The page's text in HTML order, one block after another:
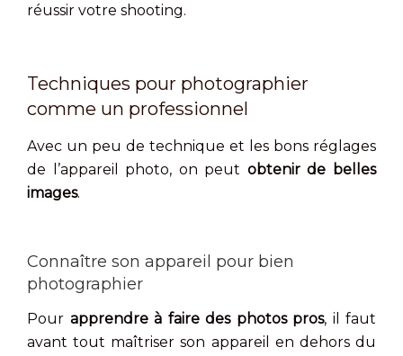
réussir votre shooting.
Techniques pour photographier
comme un professionnel
Avec un peu de technique et les bons réglages
de l’appareil photo, on peut obtenir de belles
images.
Connaître son appareil pour bien
photographier
Pour apprendre à faire des photos pros, il faut
avant tout maîtriser son appareil en dehors du